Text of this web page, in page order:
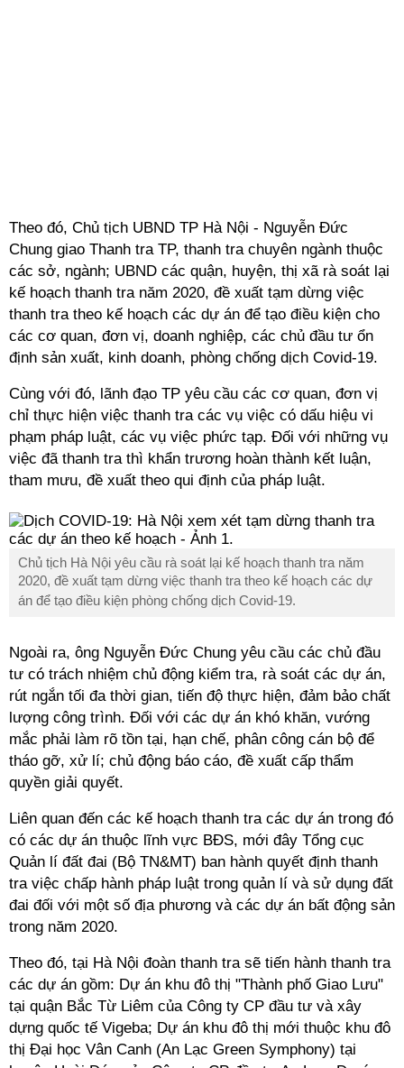
Theo đó, Chủ tịch UBND TP Hà Nội - Nguyễn Đức
Chung giao Thanh tra TP, thanh tra chuyên ngành thuộc
các sở, ngành; UBND các quận, huyện, thị xã rà soát lại
kế hoạch thanh tra năm 2020, đề xuất tạm dừng việc
thanh tra theo kế hoạch các dự án để tạo điều kiện cho
các cơ quan, đơn vị, doanh nghiệp, các chủ đầu tư ổn
định sản xuất, kinh doanh, phòng chống dịch Covid-19.
Cùng với đó, lãnh đạo TP yêu cầu các cơ quan, đơn vị
chỉ thực hiện việc thanh tra các vụ việc có dấu hiệu vi
phạm pháp luật, các vụ việc phức tạp. Đối với những vụ
việc đã thanh tra thì khẩn trương hoàn thành kết luận,
tham mưu, đề xuất theo qui định của pháp luật.
Chủ tịch Hà Nội yêu cầu rà soát lại kế hoạch thanh tra năm
2020, đề xuất tạm dừng việc thanh tra theo kế hoạch các dự
án để tạo điều kiện phòng chống dịch Covid-19.
Ngoài ra, ông Nguyễn Đức Chung yêu cầu các chủ đầu
tư có trách nhiệm chủ động kiểm tra, rà soát các dự án,
rút ngắn tối đa thời gian, tiến độ thực hiện, đảm bảo chất
lượng công trình. Đối với các dự án khó khăn, vướng
mắc phải làm rõ tồn tại, hạn chế, phân công cán bộ để
tháo gỡ, xử lí; chủ động báo cáo, đề xuất cấp thẩm
quyền giải quyết.
Liên quan đến các kế hoạch thanh tra các dự án trong đó
có các dự án thuộc lĩnh vực BĐS, mới đây Tổng cục
Quản lí đất đai (Bộ TN&MT) ban hành quyết định thanh
tra việc chấp hành pháp luật trong quản lí và sử dụng đất
đai đối với một số địa phương và các dự án bất động sản
trong năm 2020.
Theo đó, tại Hà Nội đoàn thanh tra sẽ tiến hành thanh tra
các dự án gồm: Dự án khu đô thị "Thành phố Giao Lưu"
tại quận Bắc Từ Liêm của Công ty CP đầu tư và xây
dựng quốc tế Vigeba; Dự án khu đô thị mới thuộc khu đô
thị Đại học Vân Canh (An Lạc Green Symphony) tại